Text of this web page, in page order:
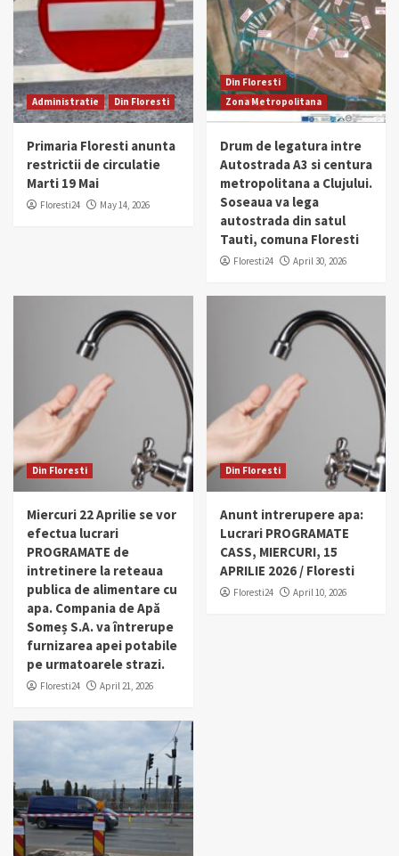
Administratie Din Floresti
Primaria Floresti anunta
restrictii de circulatie
Marti 19 Mai
Floresti24 May 14, 2026
Din Floresti
Zona Metropolitana
Drum de legatura intre
Autostrada A3 si centura
metropolitana a Clujului.
Soseaua va lega
autostrada din satul
Tauti, comuna Floresti
Floresti24 April 30, 2026
Din Floresti
Miercuri 22 Aprilie se vor
efectua lucrari
PROGRAMATE de
intretinere la reteaua
publica de alimentare cu
apa. Compania de Apă
Someș S.A. va întrerupe
furnizarea apei potabile
pe urmatoarele strazi.
Floresti24 April 21, 2026
Din Floresti
Anunt intrerupere apa:
Lucrari PROGRAMATE
CASS, MIERCURI, 15
APRILIE 2026 / Floresti
Floresti24 April 10, 2026